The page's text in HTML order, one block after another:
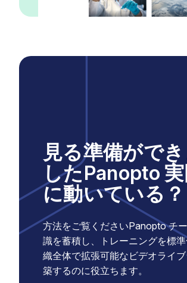
見る準備ができ
したPanopto
に動いている？
方法をご覧くださいPanopto チ
識を蓄積し、トレーニングを標
織全体で拡張可能なビデオライ
築するのに役立ちます。